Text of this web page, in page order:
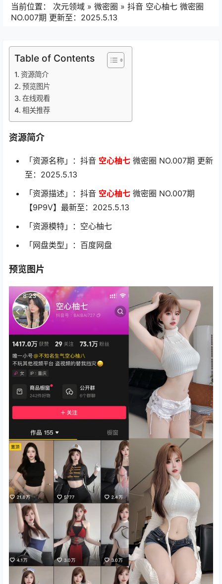
当前位置： 次元领域 » 微密圈 » 抖音 空心柚七 微密圈
NO.007期 更新至：2025.5.13
Table of Contents
资源简介
预览图片
在线观看
相关推荐
资源简介
「资源名称」：抖音 空心柚七 微密圈 NO.007期 更新
至：2025.5.13
「资源描述」：抖音 空心柚七 微密圈 NO.007期
【9P9V】最新至：2025.5.13
「资源模特」：空心柚七
「网盘类型」：百度网盘
预览图片